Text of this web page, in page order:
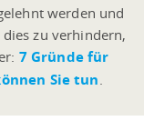
werden und
zu verhindern,
7 Gründe für
Sie tun.